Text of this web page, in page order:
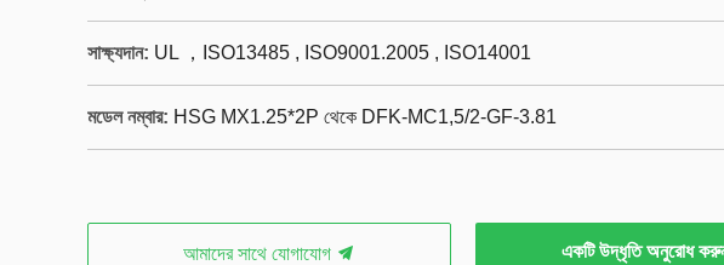
সাক্ষ্যদান: UL ，ISO13485 , ISO9001.2005 , ISO14001
মডেল নম্বার: HSG MX1.25*2P থেকে DFK-MC1,5/2-GF-3.81
আমাদের সাথে যোগাযোগ একটি উদ্ধৃতি অনুরোধ